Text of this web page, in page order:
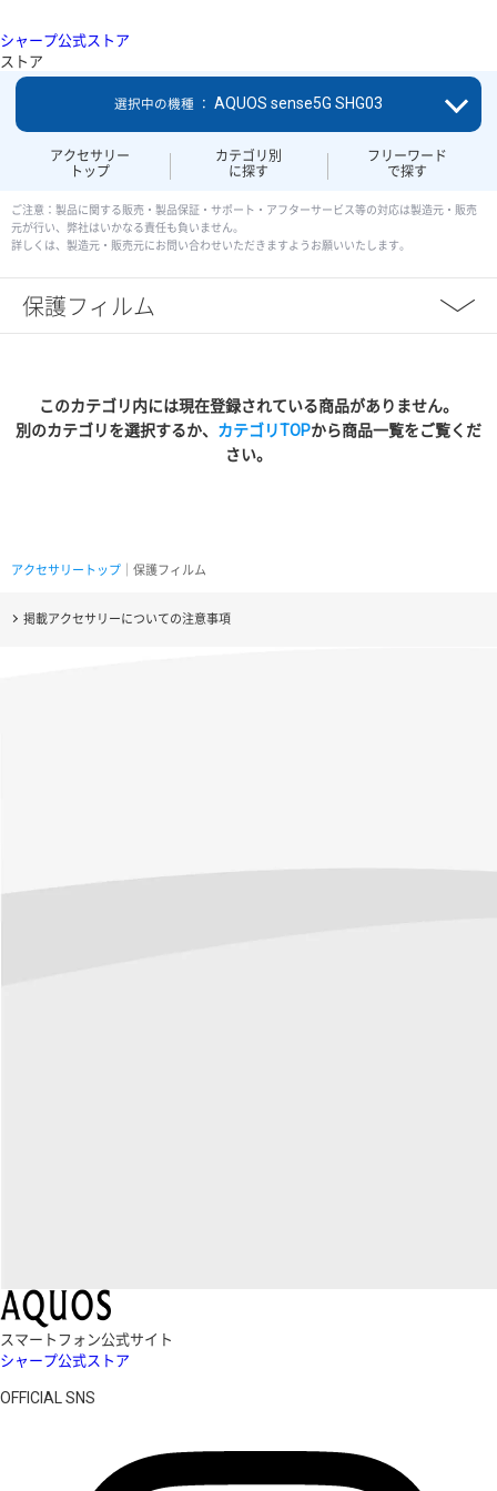
シャープ公式ストア
ストア
アクセサリー
トップ
カテゴリ別
に探す
フリーワード
で探す
選択中の機種 ： AQUOS sense5G SHG03
ご注意：製品に関する販売・製品保証・サポート・アフターサービス等の対応は製造元・販売
元が行い、弊社はいかなる責任も負いません。
詳しくは、製造元・販売元にお問い合わせいただきますようお願いいたします。
保護フィルム
このカテゴリ内には現在登録されている商品がありません。
別のカテゴリを選択するか、 カテゴリTOPから商品一覧をご覧くだ
さい。
アクセサリートップ ｜保護フィルム
掲載アクセサリーについての注意事項
スマートフォン公式サイト
シャープ公式ストア
OFFICIAL SNS